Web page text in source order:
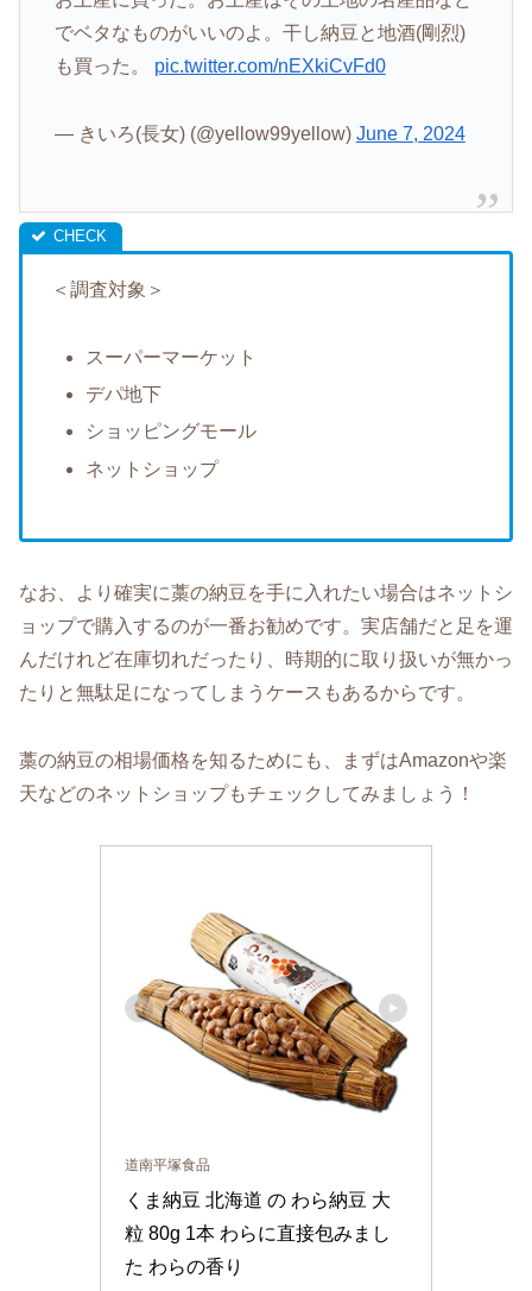
でベタなものがいいのよ。干し納豆と地酒(剛烈)
も買った。 pic.twitter.com/nEXkiCvFd0
— きいろ(長女) (@yellow99yellow) June 7, 2024
＜調査対象＞
スーパーマーケット
デパ地下
ショッピングモール
ネットショップ
なお、より確実に藁の納豆を手に入れたい場合はネットシ
ョップで購入するのが一番お勧めです。実店舗だと足を運
んだけれど在庫切れだったり、時期的に取り扱いが無かっ
たりと無駄足になってしまうケースもあるからです。
藁の納豆の相場価格を知るためにも、まずはAmazonや楽
天などのネットショップもチェックしてみましょう！
道南平塚食品
くま納豆 北海道 の わら納豆 大
粒 80g 1本 わらに直接包みまし
た わらの香り